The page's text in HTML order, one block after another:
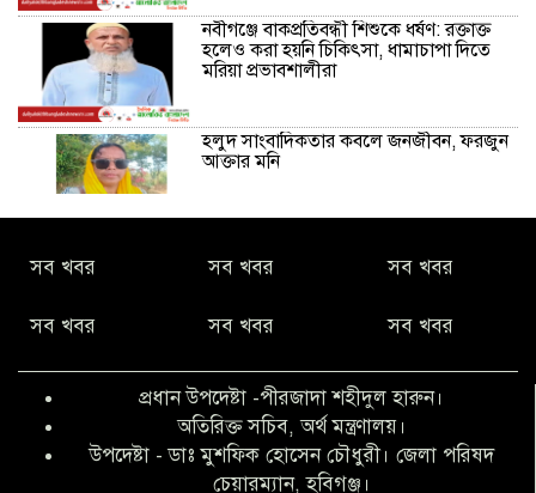
নবীগঞ্জে বাকপ্রতিবন্ধী শিশুকে ধর্ষণ: রক্তাক্ত
হলেও করা হয়নি চিকিৎসা, ধামাচাপা দিতে
মরিয়া প্রভাবশালীরা
হলুদ সাংবাদিকতার কবলে জনজীবন, ফরজুন
আক্তার মনি
কিবরিয়া
বৃত্তি পরীক্ষার সুযোগ করে দিলেন প্রধান শিক্ষক
ফারুক মাস্টার
আব্দুল হক তালুকদার ফাউন্ডেশন মানবতার
সব খবর সব খবর সব খবর
সব খবর সব খবর সব খবর
প্রধান উপদেষ্টা -পীরজাদা শহীদুল হারুন।
অতিরিক্ত সচিব, অর্থ মন্ত্রণালয়।
উপদেষ্টা - ডাঃ মুশফিক হোসেন চৌধুরী। জেলা পরিষদ
চেয়ারম্যান, হবিগঞ্জ।